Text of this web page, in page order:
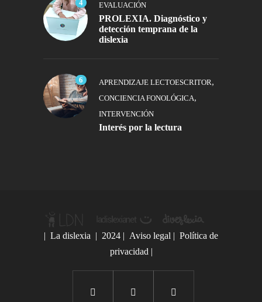
4 EVALUACIÓN
PROLEXIA. Diagnóstico y
detección temprana de la
dislexia
6 APRENDIZAJE LECTOESCRITOR,
CONCIENCIA FONOLÓGICA,
INTERVENCIÓN
Interés por la lectura
| La dislexia | 2024 | Aviso legal | Política de
privacidad |